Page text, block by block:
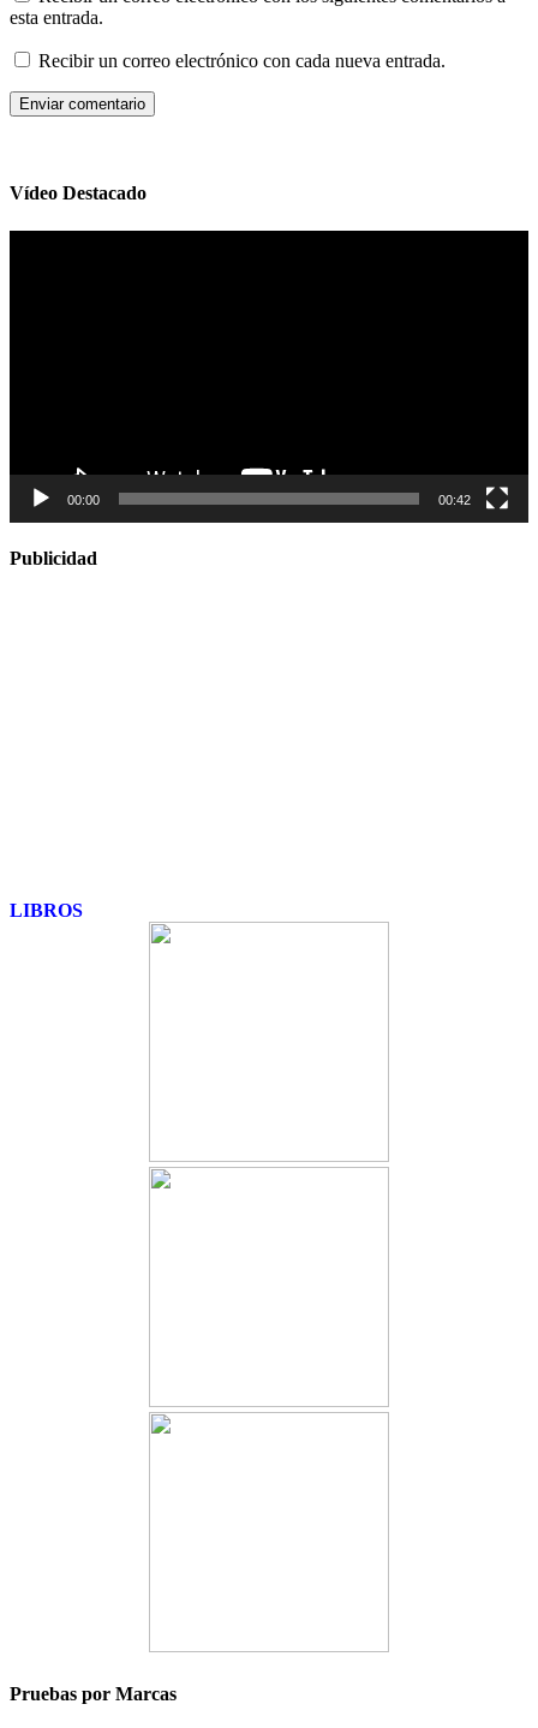
esta entrada.
Recibir un correo electrónico con cada nueva entrada.
Vídeo Destacado
00:00 00:42
Publicidad
LIBROS
Pruebas por Marcas